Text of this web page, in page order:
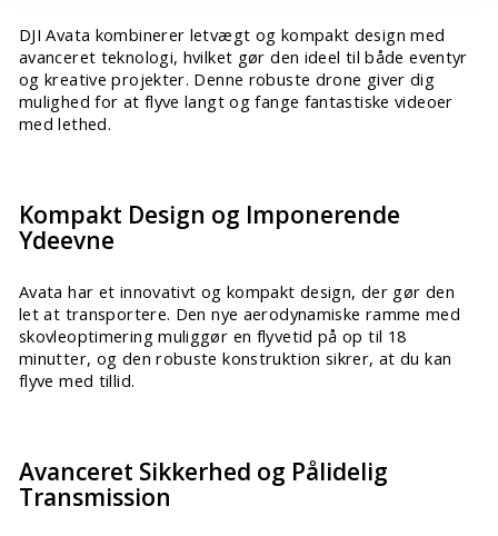
DJI Avata kombinerer letvægt og kompakt design med
avanceret teknologi, hvilket gør den ideel til både eventyr
og kreative projekter. Denne robuste drone giver dig
mulighed for at flyve langt og fange fantastiske videoer
med lethed.
Kompakt Design og Imponerende
Ydeevne
Avata har et innovativt og kompakt design, der gør den
let at transportere. Den nye aerodynamiske ramme med
skovleoptimering muliggør en flyvetid på op til 18
minutter, og den robuste konstruktion sikrer, at du kan
flyve med tillid.
Avanceret Sikkerhed og Pålidelig
Transmission